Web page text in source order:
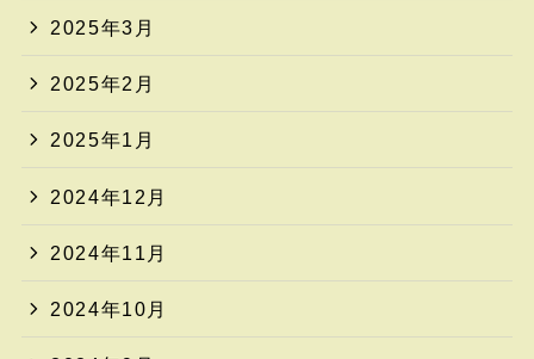
2025年3月
2025年2月
2025年1月
2024年12月
2024年11月
2024年10月